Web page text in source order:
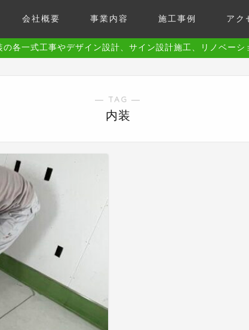
会社概要 事業内容 施工事例 アク
各一式工事やデザイン設計、サイン設計施工、リノベー
― TAG ―
内装